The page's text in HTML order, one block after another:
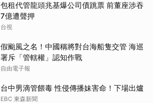
包租代管龍頭兆基爆公司債跳票 前董座涉吞
7億遭聲押
台視
假颱風之名！中國稱將對台海船隻交管 海巡
署斥「管轄權」認知作戰
自由電子報
台中男滴管餵毒 性侵傳播妹害命！下場出爐
EBC 東森新聞